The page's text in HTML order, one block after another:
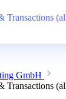
Transactions
GmbH
Transactions